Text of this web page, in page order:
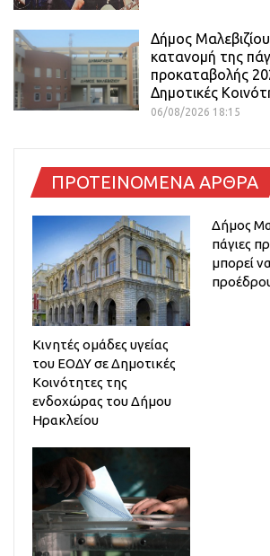
Δήμος
κατανομή της
προκαταβολής
Δημοτικές
06/08/2026 18:15
ΠΡΟΤΕΙΝΟΜΕΝΑ ΑΡΘΡΑ
Κινητές ομάδες υγείας
του ΕΟΔΥ σε Δημοτικές
Κοινότητες της
ενδοχώρας του Δήμου
Ηρακλείου
Δήμος
πάγιες
μπορεί